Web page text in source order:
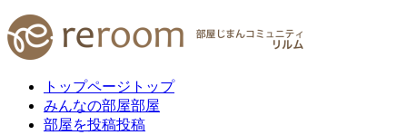
トップページ トップ
みんなの部屋部屋
部屋を投稿投稿